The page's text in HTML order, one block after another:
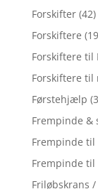
Forskifter (42)
Forskiftere
Forskiftere til
Forskiftere til
Førstehjælp
Frempinde &
Frempinde til
Frempinde til
Friløbskrans